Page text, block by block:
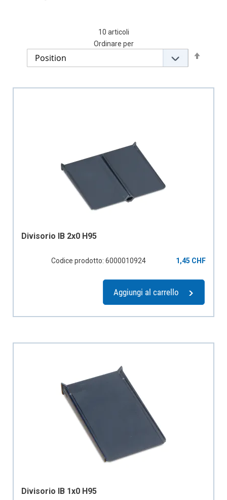
10 articoli
Ordinare per
Divisorio IB 2x0 H95
Codice prodotto: 6000010924 1,45 CHF
Aggiungi al carrello
Divisorio IB 1x0 H95